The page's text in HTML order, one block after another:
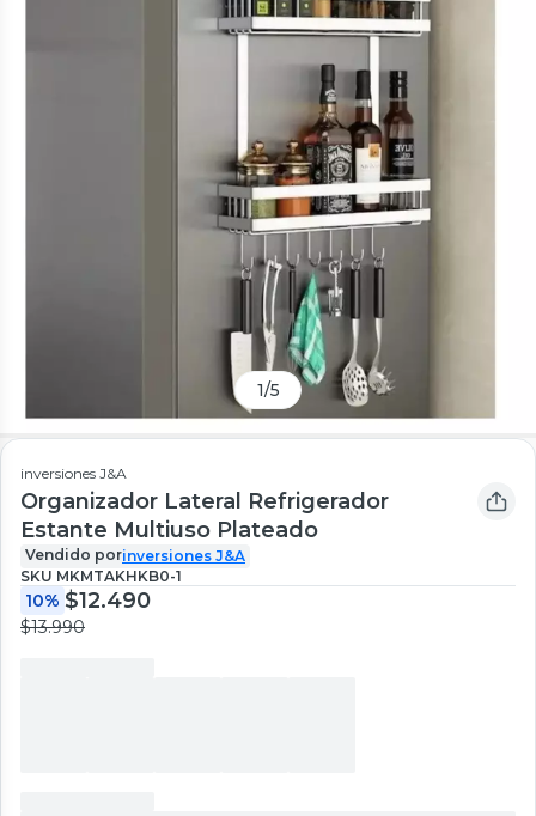
1/5
inversiones J&A
Organizador Lateral Refrigerador
Estante Multiuso Plateado
Vendido porinversiones J&A
SKU MKMTAKHKB0-1
10% $12.490
$13.990